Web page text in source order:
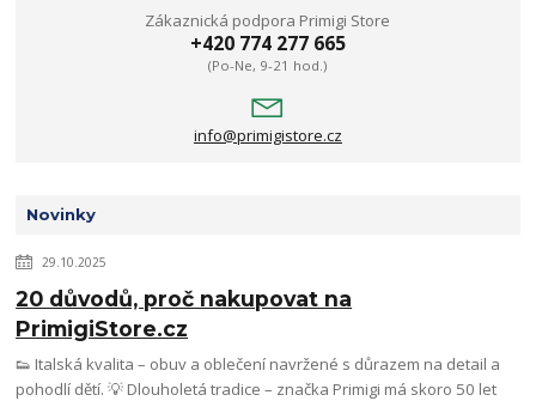
Zákaznická podpora Primigi Store
+420 774 277 665
(Po-Ne, 9-21 hod.)
info@primigistore.cz
Novinky
29.10.2025
20 důvodů, proč nakupovat na
PrimigiStore.cz
👟 Italská kvalita – obuv a oblečení navržené s důrazem na detail a
pohodlí dětí. 💡 Dlouholetá tradice – značka Primigi má skoro 50 let